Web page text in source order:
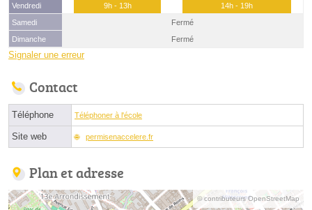
Vendredi
9h - 13h
14h - 19h
Samedi
Fermé
Dimanche
Fermé
Signaler une erreur
Contact
Téléphone Téléphoner à l'école
Site web permisenaccelere.fr
Plan et adresse
© contributeurs OpenStreetMap